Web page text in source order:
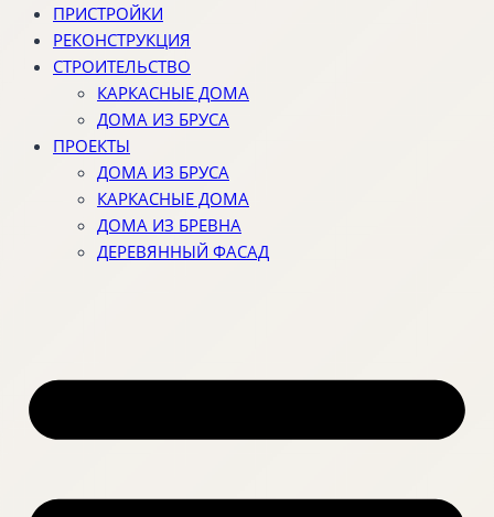
ПРИСТРОЙКИ
РЕКОНСТРУКЦИЯ
СТРОИТЕЛЬСТВО
КАРКАСНЫЕ ДОМА
ДОМА ИЗ БРУСА
ПРОЕКТЫ
ДОМА ИЗ БРУСА
КАРКАСНЫЕ ДОМА
ДОМА ИЗ БРЕВНА
ДЕРЕВЯННЫЙ ФАСАД